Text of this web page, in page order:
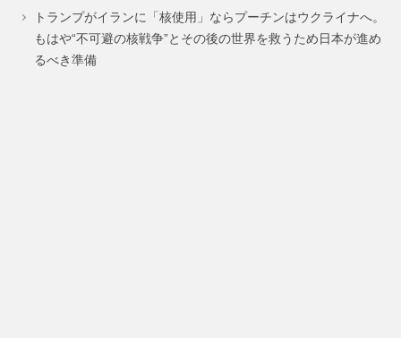
ジ
ジ
ジ
トランプがイランに「核使用」ならプーチンはウクライナへ。
もはや“不可避の核戦争”とその後の世界を救うため日本が進め
るべき準備